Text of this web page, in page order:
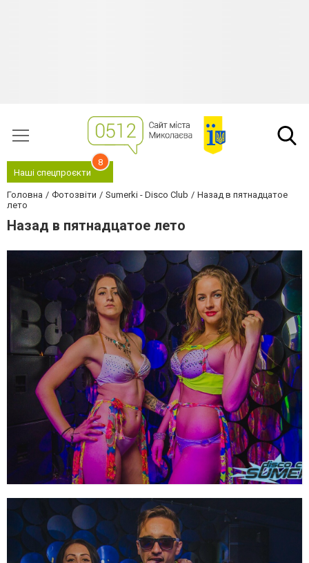
Наші спецпроєкти
8
Головна Фотозвіти Sumerki - Disco Club
Назад в пятнадцатое
лето
Назад в пятнадцатое лето